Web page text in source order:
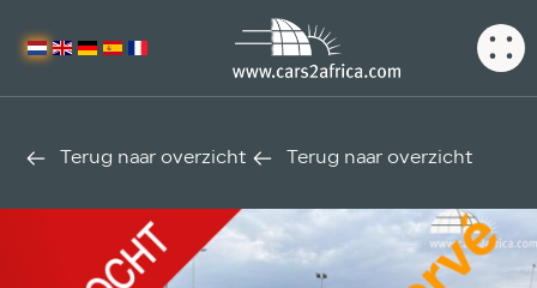
Terug naar overzicht Terug naar overzicht